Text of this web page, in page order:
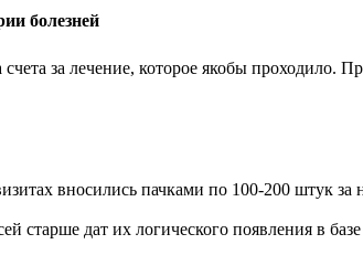
болезней
за лечение, которое якобы проходило.
вносились пачками по 100-200 штук
старше дат их логического появления в